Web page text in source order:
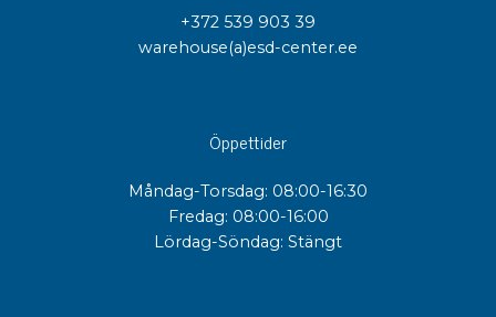
+372 539 903 39
warehouse(a)esd-center.ee
Öppettider
Måndag-Torsdag: 08:00-16:30
Fredag: 08:00-16:00
Lördag-Söndag: Stängt